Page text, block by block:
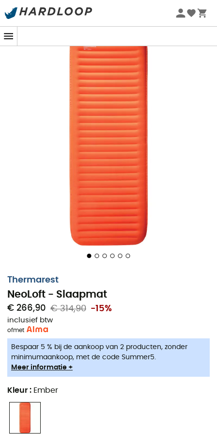
Zomeraanbiedingen 🔥 -5% EXTRA vanaf 2 producten* met
Thermarest
NeoLoft - Slaapmat
€ 266,90 € 314,90 -15%
inclusief btw
ofmet
Bespaar 5 % bij de aankoop van 2 producten, zonder
minimumaankoop, met de code Summer5.
Meer informatie +
Kleur : Ember
de sterren. De royale dikte van
verticale zijwandenmaken van deze slaapmat
een echt avonturenbed: uitstekende stabiliteit, een
vergroot oppervlak en geen nachtelijk gerol meer van
rekbare breistof
, zacht als een technisch T-shirt,
omhult uw lichaam met verbazingwekkende flexibiliteit
en minimaliseert drukpunten voor rustige nachten, zelfs
na een zware wandeldag.
Van binnen zorgen deContourCore Matrix
ThermaCapture™-systeemervoor dat de warmte blijft
waar ze hoort: dicht bij u. DeTwinLock™
oppompen en leeglopen mogelijk, zonder gedoe.
Kortom, licht, comfortabel, efficiënt... de
slaapmat voor wandelaars die net zoveel van wandelen
als van goed slapen houden.
Ontworpen voor lange wandeltochten
3D-ontwerp: de bijna 11,7 cm dikke en brede
rechthoekige oppervlakte is ideaal voor zijslapers,
mensen die 's nachts bewegen en degenen die
comfort waarderen: eigenlijk voor iedereen!
Rekbare breistof: zeer zacht als uw favoriete
baselayer, de rekbare stof vormt zich naar het
lichaam voor optimaal comfort en ondersteuning.
ContourCore Matrix™-technologie: het thermisch
efficiënte ontwerp van de luchtmatras is
waardoor de NeoLoft zich naar het lichaam vormt,
het ondersteunt en isoleert, en daarnaast compact
op te rollen is.